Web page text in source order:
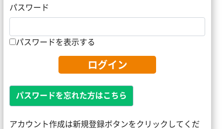
パスワード
パスワードを表示する
ログイン
パスワードを忘れた方はこちら
アカウント作成は新規登録ボタンをクリックしてくだ